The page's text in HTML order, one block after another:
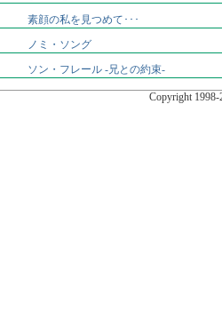
素顔の私を見つめて･･･
ノミ・ソング
ソン・フレール -兄との約束-
Copyright